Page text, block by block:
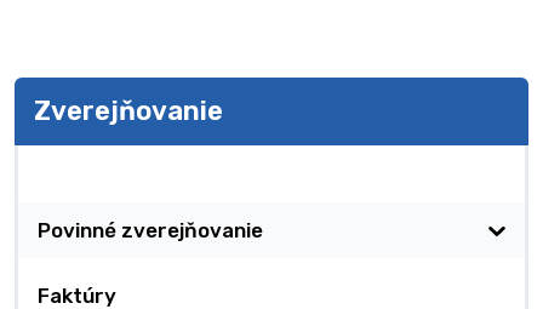
Zverejňovanie
Povinné zverejňovanie
Faktúry